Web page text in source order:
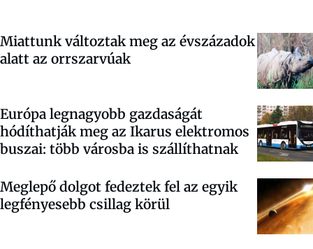
Miattunk változtak meg az évszázadok
alatt az orrszarvúak
Európa legnagyobb gazdaságát
hódíthatják meg az Ikarus elektromos
buszai: több városba is szállíthatnak
Meglepő dolgot fedeztek fel az egyik
legfényesebb csillag körül